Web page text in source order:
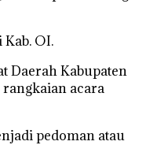
OI.
Daerah Kabupaten
acara
pedoman atau